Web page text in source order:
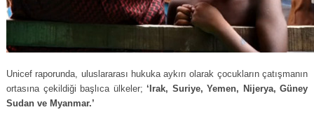
Unicef raporunda, uluslararası hukuka aykırı olarak çocukların çatışmanın
ortasına çekildiği başlıca ülkeler; ‘Irak, Suriye, Yemen, Nijerya, Güney
Sudan ve Myanmar.’